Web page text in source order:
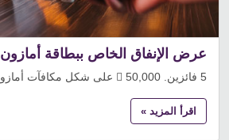
عرض الإنفاق الخاص ببطاقة أمازون
5 فائزين. 50,000  على شكل مكافآت أمازون
اقرأ المزيد »